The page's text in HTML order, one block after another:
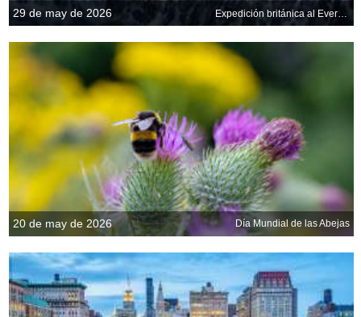
29 de may de 2026 Expedición británica al Everest de 1953
20 de may de 2026 Día Mundial de las Abejas